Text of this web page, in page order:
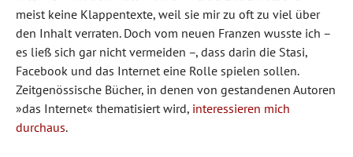
meist keine Klappentexte, weil sie mir zu oft zu viel über
den Inhalt verraten. Doch vom neuen Franzen wusste ich –
es ließ sich gar nicht vermeiden –, dass darin die Stasi,
Facebook und das Internet eine Rolle spielen sollen.
Zeitgenössische Bücher, in denen von gestandenen Autoren
»das Internet« thematisiert wird, interessieren mich
durchaus.